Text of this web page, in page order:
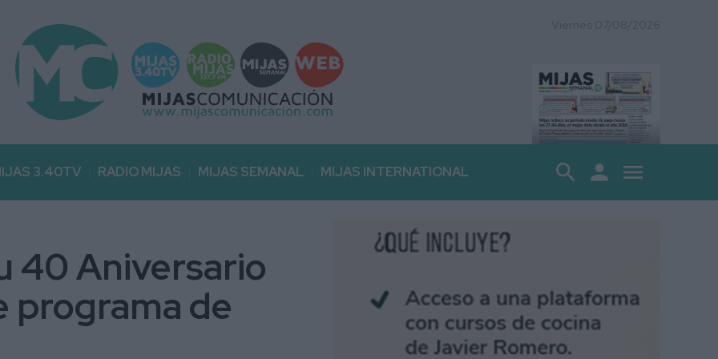
3.40TV RADIO MIJAS MIJAS SEMANAL MIJAS INTERNATIONAL search person menu
40 Aniversario
programa de